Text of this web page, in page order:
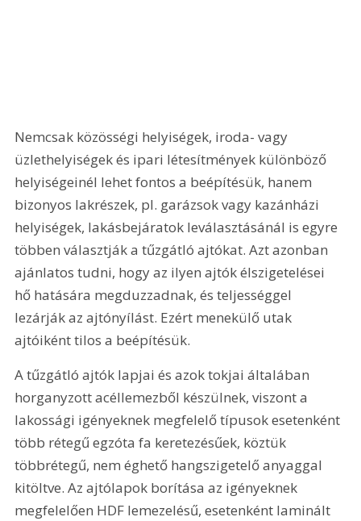
Nemcsak közösségi helyiségek, iroda- vagy
üzlethelyiségek és ipari létesítmények különböző
helyiségeinél lehet fontos a beépítésük, hanem
bizonyos lakrészek, pl. garázsok vagy kazánházi
helyiségek, lakásbejáratok leválasztásánál is egyre
többen választják a tűzgátló ajtókat. Azt azonban
ajánlatos tudni, hogy az ilyen ajtók élszigetelései
hő hatására megduzzadnak, és teljességgel
lezárják az ajtónyílást. Ezért menekülő utak
ajtóiként tilos a beépítésük.
A tűzgátló ajtók lapjai és azok tokjai általában
horganyzott acéllemezből készülnek, viszont a
lakossági igényeknek megfelelő típusok esetenként
több rétegű egzóta fa keretezésűek, köztük
többrétegű, nem éghető hangszigetelő anyaggal
kitöltve. Az ajtólapok borítása az igényeknek
megfelelően HDF lemezelésű, esetenként laminált